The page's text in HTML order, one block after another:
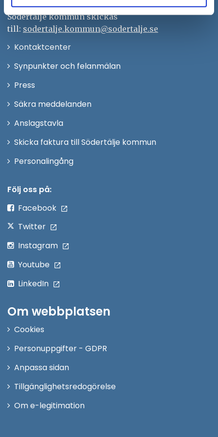
Remisser, beslut och meddelande/info till
Södertälje kommun skickas
till: sodertalje.kommun@sodertalje.se
KontaktcenterÖppna
Synpunkter och felanmälan
Press
fönster
Säkra meddelanden
Anslagstavla
Skicka faktura till Södertälje kommun
PersonalingångÖppna
Följ oss på:
Facebook
Twitter
Instagram
Youtube
LinkedIn
Om webbplatsen
Cookies
Personuppgifter - GDPR
Anpassa sidan
Tillgänglighetsredogörelse
Om e-legitimation